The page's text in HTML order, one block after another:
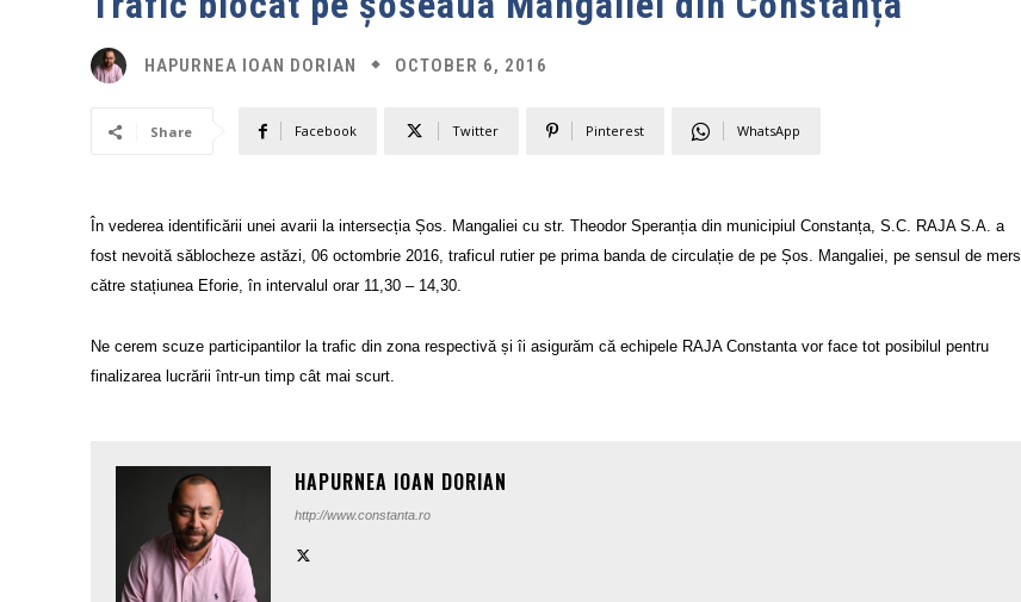
HAPURNEA IOAN DORIAN OCTOBER 6, 2016
Share Facebook Twitter Pinterest WhatsApp
În vederea identificării unei avarii la intersecția Șos. Mangaliei cu str. Theodor Speranția din municipiul Constanța, S.C. RAJA S.A. a
fost nevoită săblocheze astăzi, 06 octombrie 2016, traficul rutier pe prima banda de circulație de pe Șos. Mangaliei, pe sensul de mers
către stațiunea Eforie, în intervalul orar 11,30 – 14,30.
Ne cerem scuze participantilor la trafic din zona respectivă și îi asigurăm că echipele RAJA Constanta vor face tot posibilul pentru
finalizarea lucrării într-un timp cât mai scurt.
HAPURNEA IOAN DORIAN
http://www.constanta.ro